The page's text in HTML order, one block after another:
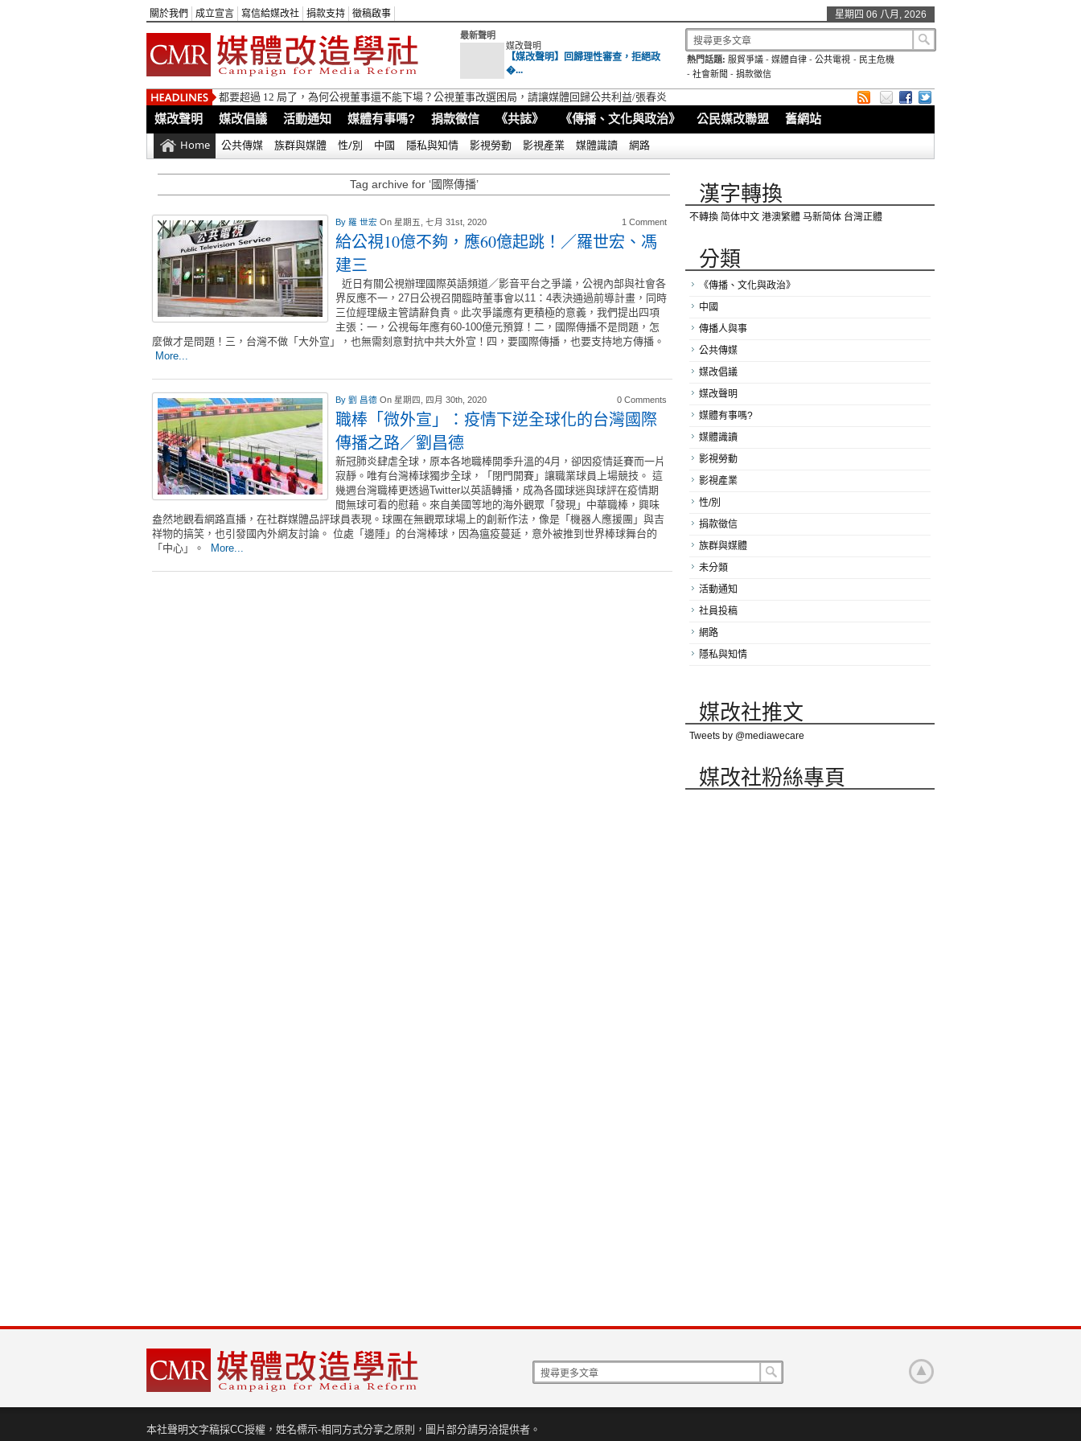
關於我們 成立宣言 寫信給媒改社 捐款支持 徵稿啟事 星期四 06 八月, 2026
最新聲明
媒改聲明
【媒改聲明】回歸理性審查，拒絕政
�...
熱門話題: 服貿爭議 -媒體自律 -公共電視 - 民主危機
- 社會新聞 - 捐款徵信
都要超過 12 局了，為何公視董事還不能下場？公視董事改選困局，請讓媒體回歸公共利益/張春炎
媒改聲明 媒改倡議 活動通知 媒體有事嗎? 捐款徵信 《共誌》 《傳播、文化與政治》 公民媒改聯盟 舊網站
Home 公共傳媒 族群與媒體 性/別 中國 隱私與知情 影視勞動 影視產業 媒體識讀 網路
Tag archive for ‘國際傳播’
By 羅 世宏 On 星期五, 七月 31st, 2020 1 Comment
給公視10億不夠，應60億起跳！／羅世宏、馮
建三
近日有關公視辦理國際英語頻道／影音平台之爭議，公視內部與社會各
界反應不一，27日公視召開臨時董事會以11：4表決通過前導計畫，同時
三位經理級主管請辭負責。此次爭議應有更積極的意義，我們提出四項
主張：一，公視每年應有60-100億元預算！二，國際傳播不是問題，怎
麼做才是問題！三，台灣不做「大外宣」，也無需刻意對抗中共大外宣！四，要國際傳播，也要支持地方傳播。
More...
By 劉 昌德 On 星期四, 四月 30th, 2020 0 Comments
職棒「微外宣」：疫情下逆全球化的台灣國際
傳播之路／劉昌德
新冠肺炎肆虐全球，原本各地職棒開季升溫的4月，卻因疫情延賽而一片
寂靜。唯有台灣棒球獨步全球，「閉門開賽」讓職業球員上場競技。 這
幾週台灣職棒更透過Twitter以英語轉播，成為各國球迷與球評在疫情期
間無球可看的慰藉。來自美國等地的海外觀眾「發現」中華職棒，興味
盎然地觀看網路直播，在社群媒體品評球員表現。球團在無觀眾球場上的創新作法，像是「機器人應援團」與吉
祥物的搞笑，也引發國內外網友討論。 位處「邊陲」的台灣棒球，因為瘟疫蔓延，意外被推到世界棒球舞台的
「中心」。
More...
漢字轉換
不轉換 简体中文 港澳繁體 马新简体 台灣正體
分類
《傳播、文化與政治》
中國
傳播人與事
公共傳媒
媒改倡議
媒改聲明
媒體有事嗎?
媒體識讀
影視勞動
影視產業
性/別
捐款徵信
族群與媒體
未分類
活動通知
社員投稿
網路
隱私與知情
媒改社推文
Tweets by @mediawecare
媒改社粉絲專頁
本社聲明文字稿採CC授權，姓名標示-相同方式分享之原則，圖片部分請另洽提供者。